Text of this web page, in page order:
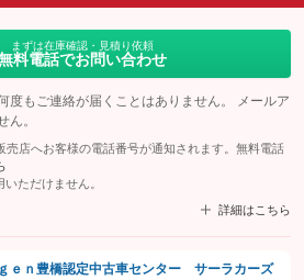
まずは在庫確認・見積り依頼
料電話でお問い合わせ
度もご連絡が届くことはありません。 メールア
ん。
店へお客様の電話番号が通知されます。無料電話
ただけません。
詳細はこちら
ｅｎ豊橋認定中古車センター サーラカーズ